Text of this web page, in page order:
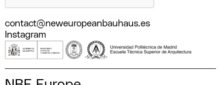
contact@neweuropeanbauhaus.es
Instagram